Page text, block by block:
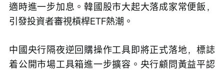
適時進一步加息。韓國股市大起大落成家常便飯，
引發投資者審視槓桿ETF熱潮。
中國央行隔夜逆回購操作工具即將正式落地，標誌
着公開市場工具箱進一步擴容。央行顧問黃益平認